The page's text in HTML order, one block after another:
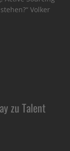
Volker
zu Talent